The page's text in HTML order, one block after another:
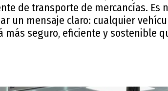
de transporte de mercancías. Es
un mensaje claro: cualquier
más seguro, eficiente y sostenible